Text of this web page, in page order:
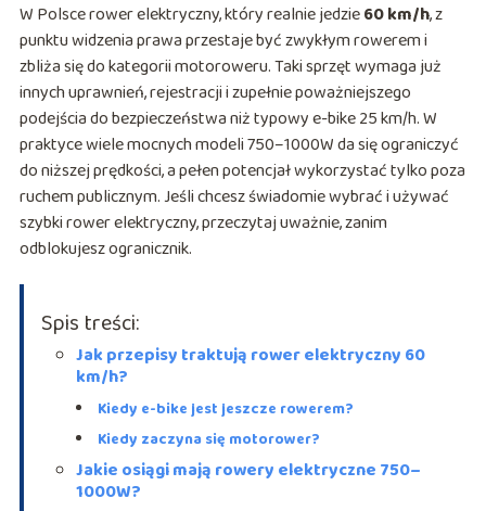
W Polsce rower elektryczny, który realnie jedzie60 km/h, z
punktu widzenia prawa przestaje być zwykłym rowerem i
zbliża się do kategorii motoroweru. Taki sprzęt wymaga już
innych uprawnień, rejestracji i zupełnie poważniejszego
podejścia do bezpieczeństwa niż typowy e-bike 25 km/h. W
praktyce wiele mocnych modeli 750–1000W da się ograniczyć
do niższej prędkości, a pełen potencjał wykorzystać tylko poza
ruchem publicznym. Jeśli chcesz świadomie wybrać i używać
szybki rower elektryczny, przeczytaj uważnie, zanim
odblokujesz ogranicznik.
Spis treści:
Jak przepisy traktują rower elektryczny 60
km/h?
Kiedy e-bike jest jeszcze rowerem?
Kiedy zaczyna się motorower?
Jakie osiągi mają rowery elektryczne 750–
1000W?